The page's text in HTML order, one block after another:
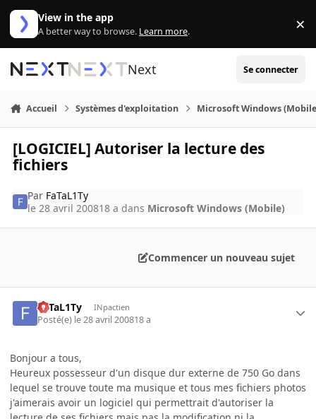
Aller au contenu
View in the app
A better way to browse. Learn more. ×
Next Se connecter
Accueil Systèmes d'exploitation Microsoft Windows
[LOGICIEL] Autoriser la lecture des
fichiers
Par FaTaL1Ty
le 28 avril 200818 a dans Microsoft Windows (Mobile)
Commencer un nouveau sujet
FaTaL1Ty INpactien
Posté(e) le 28 avril 200818 a
Bonjour a tous,
Heureux possesseur d'un disque dur externe de 750 Go dans
lequel se trouve toute ma musique et tous mes fichiers photos
j'aimerais avoir un logiciel qui permettrait d'autoriser la